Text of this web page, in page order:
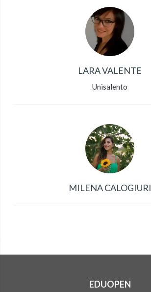
LARA VALENTE
Unisalento
MILENA CALOGIURI
EDUOPEN